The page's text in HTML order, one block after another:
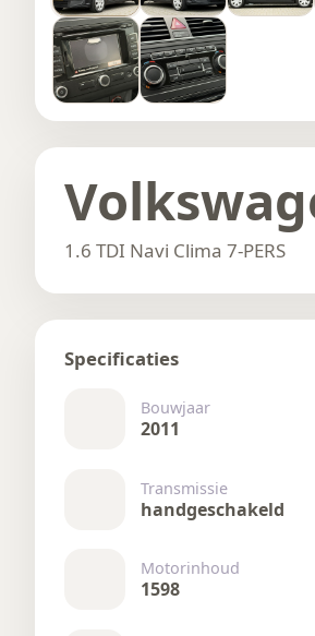
1.6 TDI Navi Clima 7-PERS
Specificaties
Bouwjaar
2011
Transmissie
handgeschakeld
Motorinhoud
1598